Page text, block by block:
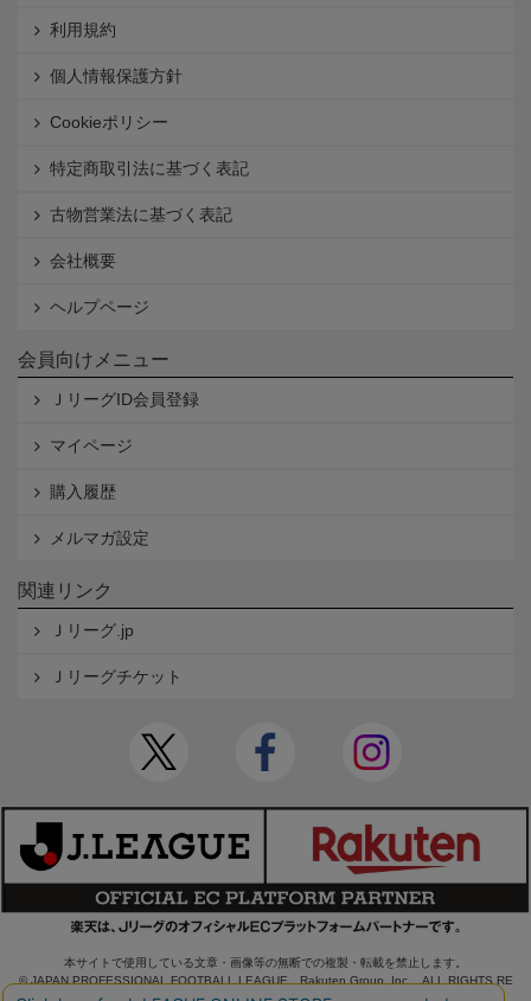
利用規約
個人情報保護方針
Cookieポリシー
特定商取引法に基づく表記
古物営業法に基づく表記
会社概要
ヘルプページ
会員向けメニュー
ＪリーグID会員登録
マイページ
購入履歴
メルマガ設定
関連リンク
Ｊリーグ.jp
Ｊリーグチケット
本サイトで使用している文章・画像等の無断での複製・転載を禁止します。
© JAPAN PROFESSIONAL FOOTBALL LEAGUE Rakuten Group, Inc. ALL RIGHTS RE
SERVED.